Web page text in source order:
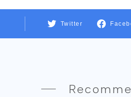
Twitter